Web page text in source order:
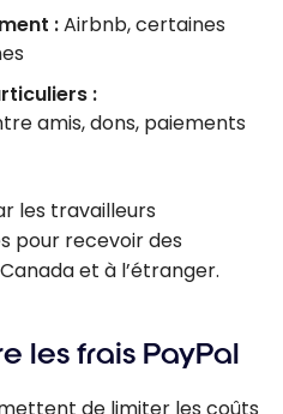
:Airbnb, certaines
:
amis, dons, paiements
les travailleurs
pour recevoir des
et à l’étranger.
les frais PayPal